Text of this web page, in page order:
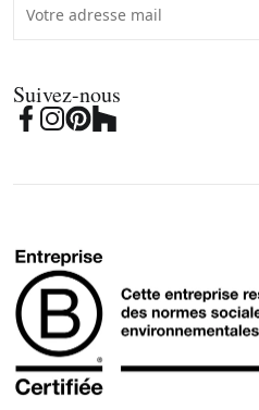
Suivez-nous